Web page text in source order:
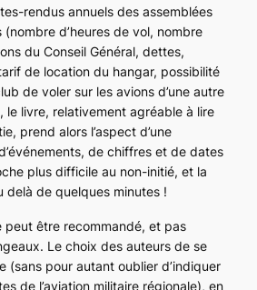
rendus annuels des assemblées
(nombre d’heures de vol, nombre
du Conseil Général, dettes,
de location du hangar, possibilité
de voler sur les avions d’une autre
le livre, relativement agréable à lire
prend alors l’aspect d’une
de chiffres et de dates
plus difficile au non-initié, et la
delà de quelques minutes !
peut être recommandé, et pas
Le choix des auteurs de se
(sans pour autant oublier d’indiquer
de l’aviation militaire régionale), en